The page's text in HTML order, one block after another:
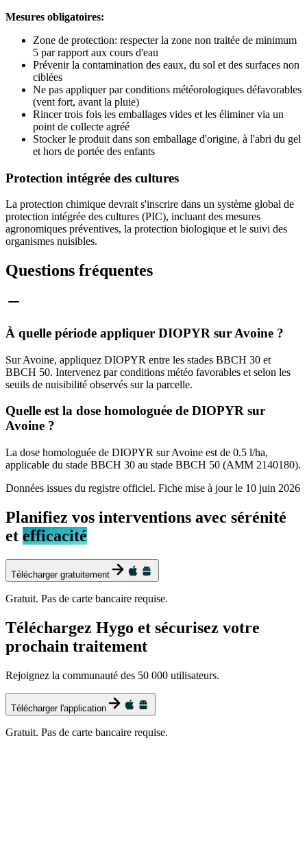
Mesures obligatoires:
Zone de protection: respecter la zone non traitée de minimum
5 par rapport aux cours d'eau
Prévenir la contamination des eaux, du sol et des surfaces non
ciblées
Ne pas appliquer par conditions météorologiques défavorables
(vent fort, avant la pluie)
Rincer trois fois les emballages vides et les éliminer via un
point de collecte agréé
Stocker le produit dans son emballage d'origine, à l'abri du gel
et hors de portée des enfants
Protection intégrée des cultures
La protection chimique devrait s'inscrire dans un système global de
protection intégrée des cultures (PIC), incluant des mesures
agronomiques préventives, la protection biologique et le suivi des
organismes nuisibles.
Questions fréquentes
À quelle période appliquer DIOPYR sur Avoine ?
Sur Avoine, appliquez DIOPYR entre les stades BBCH 30 et
BBCH 50. Intervenez par conditions météo favorables et selon les
seuils de nuisibilité observés sur la parcelle.
Quelle est la dose homologuée de DIOPYR sur
Avoine ?
La dose homologuée de DIOPYR sur Avoine est de 0.5 l/ha,
applicable du stade BBCH 30 au stade BBCH 50 (AMM 2140180).
Données issues du registre officiel. Fiche mise à jour le 10 juin 2026
Planifiez vos interventions avec sérénité
et efficacité
Télécharger gratuitement
Gratuit. Pas de carte bancaire requise.
Téléchargez Hygo et sécurisez votre
prochain traitement
Rejoignez la communauté des 50 000 utilisateurs.
Télécharger l'application
Gratuit. Pas de carte bancaire requise.